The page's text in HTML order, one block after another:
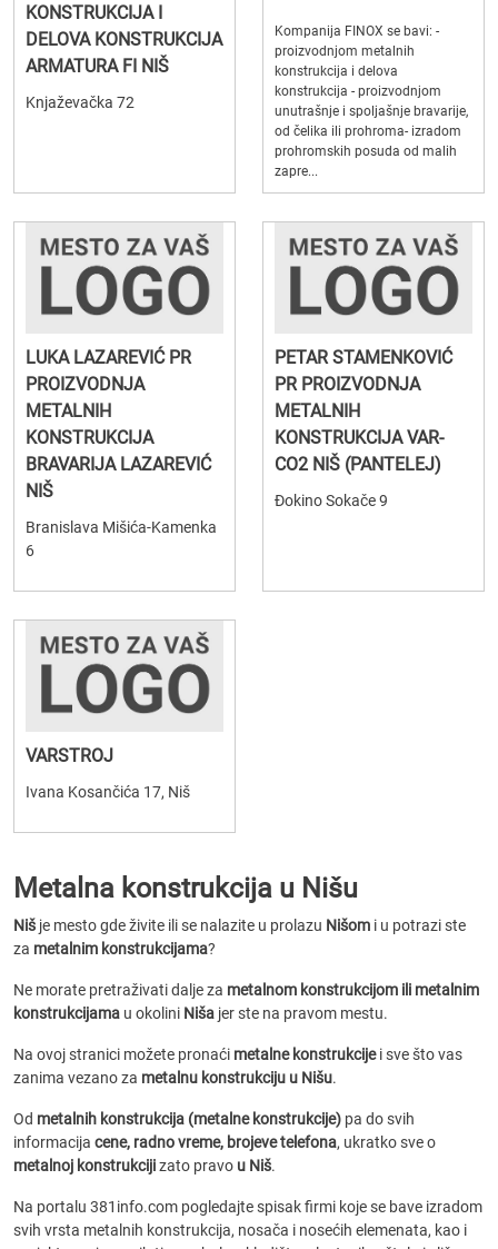
KONSTRUKCIJA I
DELOVA KONSTRUKCIJA
ARMATURA FI NIŠ
Knjaževačka 72
Kompanija FINOX se bavi: -
proizvodnjom metalnih
konstrukcija i delova
konstrukcija - proizvodnjom
unutrašnje i spoljašnje bravarije,
od čelika ili prohroma- izradom
prohromskih posuda od malih
zapre...
LUKA LAZAREVIĆ PR
PROIZVODNJA
METALNIH
KONSTRUKCIJA
BRAVARIJA LAZAREVIĆ
NIŠ
Branislava Mišića-Kamenka
6
PETAR STAMENKOVIĆ
PR PROIZVODNJA
METALNIH
KONSTRUKCIJA VAR-
CO2 NIŠ (PANTELEJ)
Đokino Sokače 9
VARSTROJ
Ivana Kosančića 17, Niš
Metalna konstrukcija u Nišu
Niš je mesto gde živite ili se nalazite u prolazu Nišom i u potrazi ste
za metalnim konstrukcijama?
Ne morate pretraživati dalje za metalnom konstrukcijom ili metalnim
konstrukcijama u okolini Niša jer ste na pravom mestu.
Na ovoj stranici možete pronaći metalne konstrukcijei sve što vas
zanima vezano za metalnu konstrukciju u Nišu.
Od metalnih konstrukcija (metalne konstrukcije) pa do svih
informacija cene, radno vreme, brojeve telefona, ukratko sve o
metalnoj konstrukcijizato pravo u Niš.
Na portalu 381info.com pogledajte spisak firmi koje se bave izradom
svih vrsta metalnih konstrukcija, nosača i nosećih elemenata, kao i